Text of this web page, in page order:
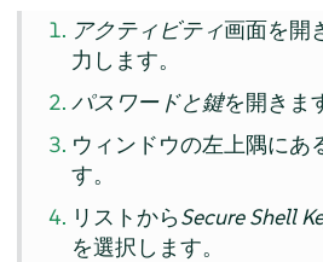
アクティビティ画面を開
力します。
パスワードと鍵を開きま
ウィンドウの左上隅にあ
す。
リストからSecure Shell
を選択します。